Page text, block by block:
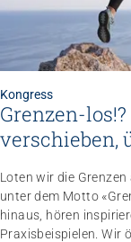
Kongress
Grenzen-
verschieben,
Loten wir die
unter dem Motto
hinaus, hören
Praxisbeispielen. Wir